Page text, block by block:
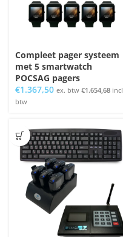
Compleet pager systeem
met 5 smartwatch
POCSAG pagers
€1.367,50 ex. btw €1.654,68 incl
btw